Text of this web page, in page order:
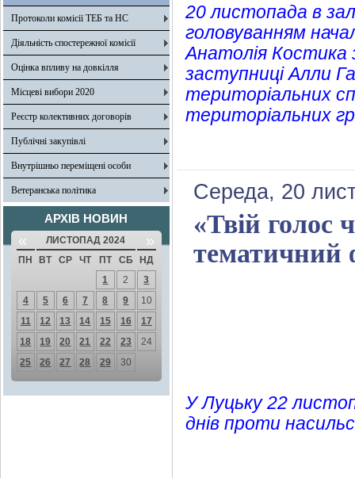
Протоколи комісії ТЕБ та НС
Діяльність спостережної комісії
Оцінка впливу на довкілля
Місцеві вибори 2020
Реєстр колективних договорів
Публічні закупівлі
Внутрішньо переміщені особи
Ветеранська політика
АРХІВ НОВИН
« ЛИСТОПАД 2024 »
ПН ВТ СР ЧТ ПТ СБ
НД
1
2
3
4
5 6 7 8 9
10
11
12 13 14 15 16
17
18
19 20 21 22 23
24
25
26 27 28 29 30
20 листопада в
головуванням
Анатолія Костика
заступниці Алли
територіальних
територіальних
Середа, 20
«Твій голос
тематичний
У Луцьку 22
днів проти